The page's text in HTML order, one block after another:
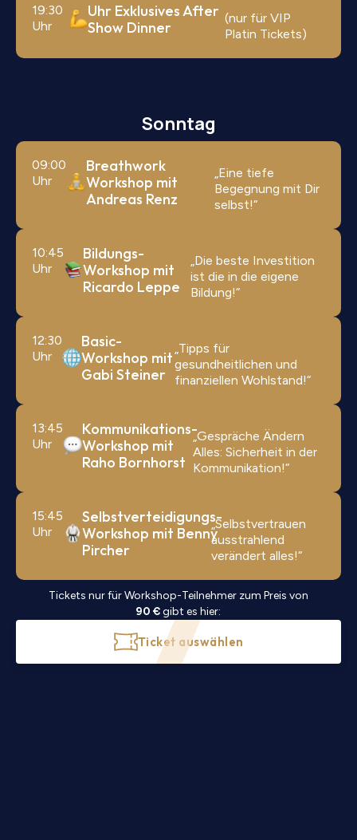
19:30
Uhr
Uhr Exklusives After
Show Dinner
(nur für VIP
Platin Tickets)
Sonntag
09:00
Uhr
Breathwork
Workshop mit
Andreas Renz
„Eine tiefe
Begegnung mit Dir
selbst!“
10:45
Uhr
Bildungs-
Workshop mit
Ricardo Leppe
„Die beste Investition
ist die in die eigene
Bildung!“
12:30
Uhr
Basic-
Workshop mit
Gabi Steiner
„Tipps für
gesundheitlichen und
finanziellen Wohlstand!“
13:45
Uhr
Kommunikations-
Workshop mit
Raho Bornhorst
„Gespräche Ändern
Alles: Sicherheit in der
Kommunikation!“
15:45
Uhr
Selbstverteidigungs-
Workshop mit Benny
Pircher
„Selbstvertrauen
ausstrahlend
verändert alles!“
Tickets nur für Workshop-Teilnehmer zum Preis von
90 €gibt es hier:
Ticket auswählen